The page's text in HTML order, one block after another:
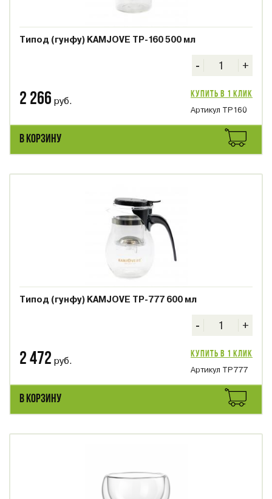
Типод (гунфу) KAMJOVE ТР-160 500 мл
- +
2 266 руб.
Купить в 1 клик
Артикул ТР160
В КОРЗИНУ
Типод (гунфу) KAMJOVE ТР-777 600 мл
- +
2 472 руб.
Купить в 1 клик
Артикул TP777
В КОРЗИНУ